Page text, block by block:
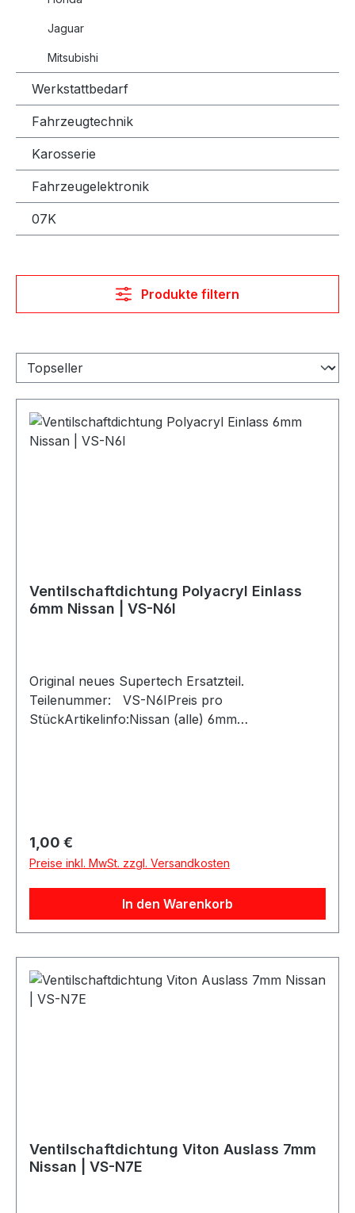
Jaguar
Mitsubishi
Werkstattbedarf
Fahrzeugtechnik
Karosserie
Fahrzeugelektronik
07K
Produkte filtern
Ventilschaftdichtung Polyacryl Einlass
6mm Nissan | VS-N6I
Original neues Supertech Ersatzteil.
Teilenummer: VS-N6IPreis pro
StückArtikelinfo:Nissan (alle) 6mm
aus einer hochwertigen Polyacryl-Mischung
hergestellt, während die Ventilschaftdichtungen
für Auslassventile aus einer speziellen Viton-
Verbindung bestehen.Hinweis: Es handelt sich
Referenznummern:Passend für:
Regulärer Preis:
1,00 €
Preise inkl. MwSt. zzgl. Versandkosten
In den Warenkorb
Ventilschaftdichtung Viton Auslass 7mm
Nissan | VS-N7E